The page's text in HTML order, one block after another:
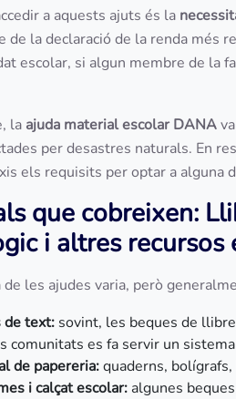
a aquests ajuts és la
de la declaració de la renda més
escolar, si algun membre de la
la ajuda material escolar DANA
per desastres naturals. En
els requisits per optar a alguna
que cobreixen:
i altres recursos
de les ajudes varia, però
de text: sovint, les beques de
comunitats es fa servir un
de papereria:quaderns,
i calçat escolar: algunes